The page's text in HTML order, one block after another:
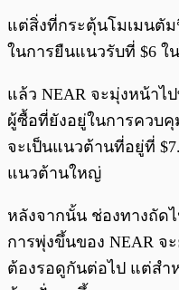
แต่สิ่งที่กระตุ้นโมเมนตั
ในการยืนแนวรับที่ $6
แล้ว NEAR จะมุ่งหน้าไ
ผู้ซื้อที่ยังอยู่ในการควบ
จะเป็นแนวต้านที่อยู่ที่
แนวต้านใหญ่
หลังจากนั้น ช่องทางถัด
การพุ่งขึ้นของ NEAR จ
ต้องรอดูกันต่อไป แต่สำ